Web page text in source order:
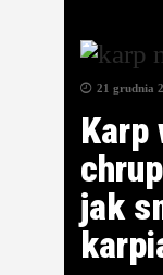
21 grudnia
Karp
jak